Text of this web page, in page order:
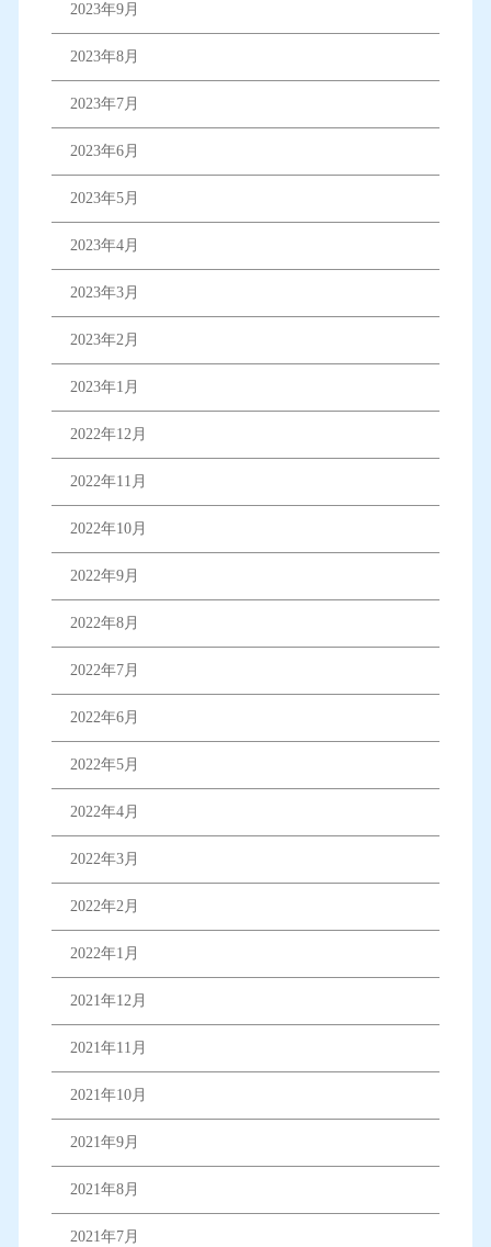
2023年9月
2023年8月
2023年7月
2023年6月
2023年5月
2023年4月
2023年3月
2023年2月
2023年1月
2022年12月
2022年11月
2022年10月
2022年9月
2022年8月
2022年7月
2022年6月
2022年5月
2022年4月
2022年3月
2022年2月
2022年1月
2021年12月
2021年11月
2021年10月
2021年9月
2021年8月
2021年7月